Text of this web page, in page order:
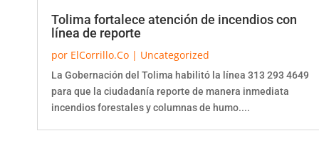
Tolima fortalece atención de incendios con
línea de reporte
por ElCorrillo.Co | Uncategorized
La Gobernación del Tolima habilitó la línea 313 293 4649
para que la ciudadanía reporte de manera inmediata
incendios forestales y columnas de humo....